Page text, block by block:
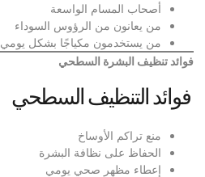
أصحاب المسام الواسعة
من يعانون من الرؤوس السوداء
من يستخدمون مكياجًا بشكل يومي
فوائد تنظيف البشرة السطحي
فوائد التنظيف السطحي
منع تراكم الأوساخ
الحفاظ على نظافة البشرة
إعطاء مظهر صحي يومي